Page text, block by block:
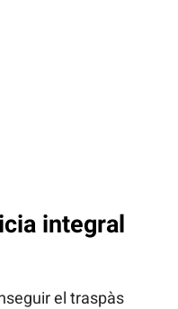
integral
el traspàs